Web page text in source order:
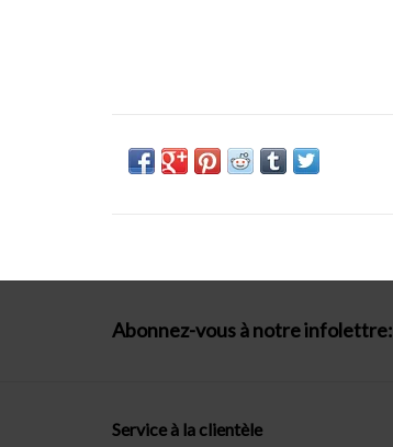
Abonnez-vous à notre infolettre:
Service à la clientèle